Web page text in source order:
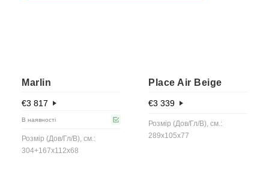
Marlin
€3 817
В наявності
Розмір (Дов/Гл/В), см.:
304+167x112x68
Place Air Beige
€3 339
Розмір (Дов/Гл/В), см.:
289x105x77